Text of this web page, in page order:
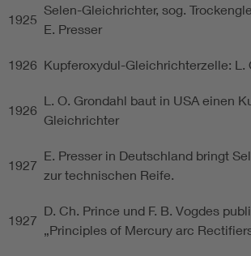
1925
Selen-Gleichrichter, sog.
E. Presser
1926 Kupferoxydul-Gleichrichterzelle: L.
1926
L. O. Grondahl baut in USA einen
Gleichrichter
1927
E. Presser in Deutschland bringt
zur technischen Reife.
1927
D. Ch. Prince und F. B. Vogdes
„Principles of Mercury arc